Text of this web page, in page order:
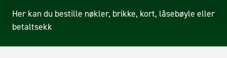
Her kan du bestille nøkler, brikke, kort, låsebøyle eller
betaltsekk